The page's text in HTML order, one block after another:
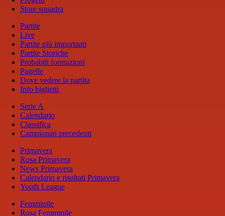
Store squadra
Partite
Live
Partite più importanti
Partite Storiche
Probabili formazioni
Pagelle
Dove vedere la partita
Info biglietti
Serie A
Calendario
Classifica
Campionati precedenti
Primavera
Rosa Primavera
News Primavera
Calendario e risultati Primavera
Youth League
Femminile
Rosa Femminile